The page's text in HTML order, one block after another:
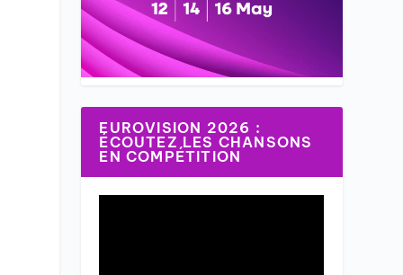
EUROVISION 2026 :
ÉCOUTEZ LES CHANSONS
EN COMPÉTITION